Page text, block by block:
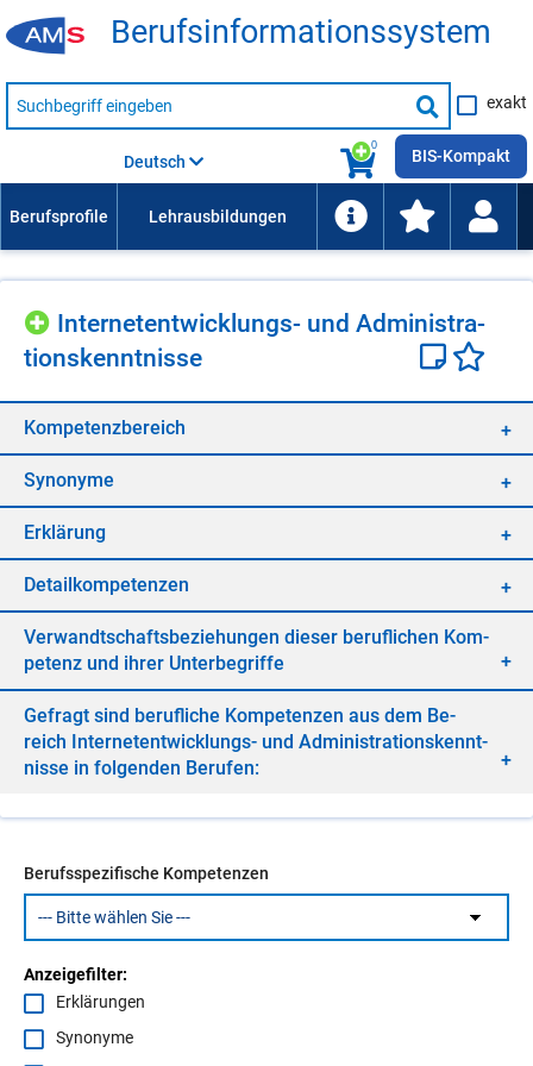
Be­rufs­in­for­ma­ti­ons­sys­tem
Suche
nach
Suche
starten
exakt
0
Deutsch BIS-Kompakt
In­ter­net­ent­wick­lungs- und Ad­mi­nis­tra­
ti­ons­kennt­nis­se
Kom­pe­tenz­be­reich
Syn­ony­me
Er­klä­rung
De­tail­kom­pe­ten­zen
Ver­wandt­schafts­be­zie­hun­gen die­ser be­ruf­li­chen Kom­
pe­tenz und ih­rer Un­ter­be­grif­fe
Ge­fragt sind be­ruf­li­che Kom­pe­ten­zen aus dem Be­
reich In­ter­net­ent­wick­lungs- und Ad­mi­nis­tra­ti­ons­kennt­
nis­se in fol­gen­den Be­ru­fen:
Berufsspezifische Kompetenzen
Anzeigefilter:
Erklärungen
Synonyme